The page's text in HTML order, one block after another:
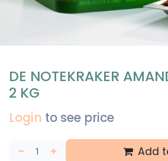
DE NOTEKRAKER
2 KG
Login to see price
Add